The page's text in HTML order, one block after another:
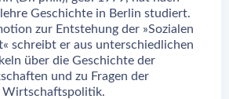
Geschichte in Berlin studiert.
zur Entstehung der »Sozialen
schreibt er aus unterschiedlichen
über die Geschichte der
und zu Fragen der
Wirtschaftspolitik.